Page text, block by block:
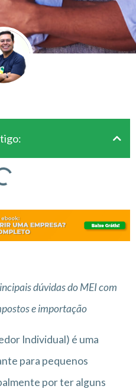
dúvidas do MEI com
e importação
Individual) é uma
para pequenos
por ter alguns